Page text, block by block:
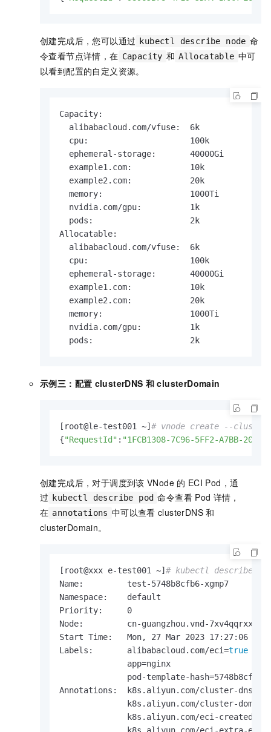
创建完成后，您可以通过 kubectl describe node 命
令查看节点详情，在 Capacity 和 Allocatable 中可
以看到配置的自定义资源。
Capacity:
  alibabacloud.com/vfuse:  6k
  cpu:                     100k
  ephemeral-storage:       40000Gi
  example1.com:            10k
  example2.com:            20k
  memory:                  1000Ti
  nvidia.com/gpu:          1k
  pods:                    2k
Allocatable:
  alibabacloud.com/vfuse:  6k
  cpu:                     100k
  ephemeral-storage:       40000Gi
  example1.com:            10k
  example2.com:            20k
  memory:                  1000Ti
  nvidia.com/gpu:          1k
  pods:                    2k
示例三：配置 clusterDNS 和 clusterDomain
[root@le-test001 ~] # vnode create --cluster-
{"RequestId" : "1FCB1308-7C96-5FF2-A7BB-
创建完成后，对于调度到该 VNode 的 ECI Pod，通
过
kubectl describe pod 命令查看 Pod 详情，
在 annotations 中可以查看 clusterDNS 和
clusterDomain。
[root@xxx e-test001 ~] # kubectl describe
Name:         test-5748b8cfb6-xgmp7
Namespace:    default
Priority:     0
Node:         cn-guangzhou.vnd-7xv4qqrxxx4/
Start Time:   Mon, 27 Mar 2023 17:27:06
Labels:       alibabacloud.com/eci=true
              app=nginx
              pod-template-hash=5748b8cfb6
Annotations:  k8s.aliyun.com/cluster-dns:
k8s.aliyun.com/cluster-
k8s.aliyun.com/eci-created-